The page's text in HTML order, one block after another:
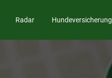
Radar Hundeversicherung